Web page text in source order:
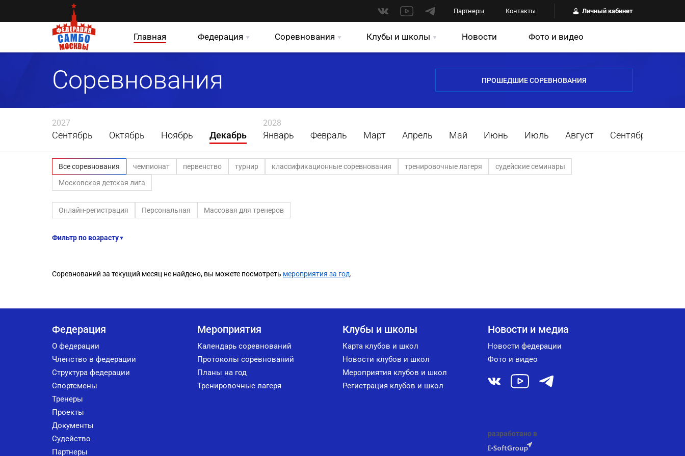
Партнеры Контакты Личный кабинет
Главная Федерация Соревнования Клубы и школы Новости Фото и видео
Соревнования ПРОШЕДШИЕ СОРЕВНОВАНИЯ
2027
Сентябрь Октябрь Ноябрь Декабрь
2028
Январь Февраль Март Апрель Май Июнь Июль Август Сентябрь
Все соревнования чемпионат первенство турнир классификационные соревнования тренировочные лагеря
судейские семинары
Московская детская лига
Онлайн-регистрация Персональная Массовая для тренеров
Фильтр по возрасту▼
Соревнований за текущий месяц не найдено, вы можете посмотреть мероприятия за год.
Федерация
О федерации
Членство в федерации
Структура федерации
Спортсмены
Тренеры
Проекты
Документы
Судейство
Партнеры
Мероприятия
Календарь соревнований
Протоколы соревнований
Планы на год
Тренировочные лагеря
Клубы и школы
Карта клубов и школ
Новости клубов и школ
Мероприятия клубов и школ
Регистрация клубов и школ
Новости и медиа
Новости федерации
Фото и видео
разработано в